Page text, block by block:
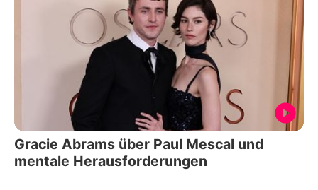
Gracie Abrams über Paul Mescal und
mentale Herausforderungen